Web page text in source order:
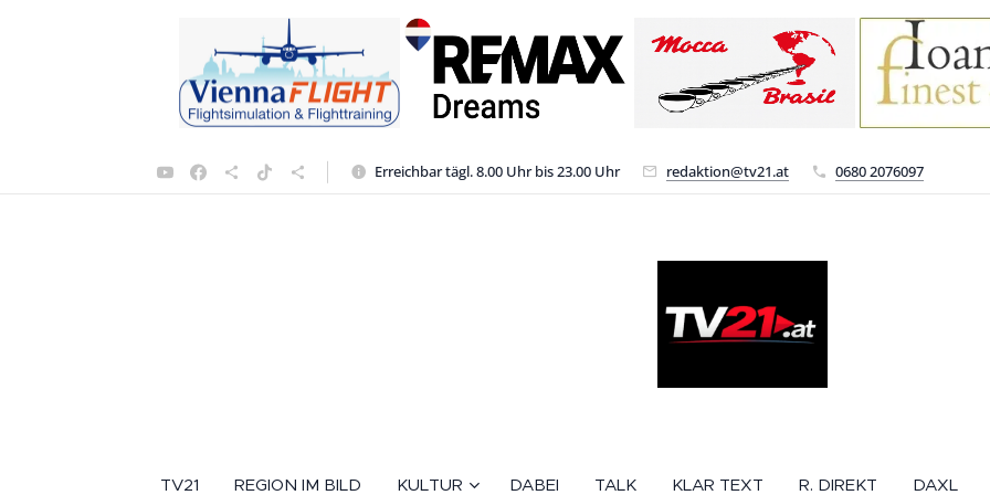
Erreichbar tägl. 8.00 Uhr bis 23.00 Uhr redaktion@tv21.at 0680 2076097
TV21 REGION IM BILD KULTUR DABEI TALK KLAR TEXT R. DIREKT DAXL